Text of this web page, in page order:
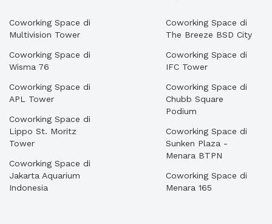
Coworking Space di
Multivision Tower
Coworking Space di
Wisma 76
Coworking Space di
APL Tower
Coworking Space di
Lippo St. Moritz
Tower
Coworking Space di
Jakarta Aquarium
Indonesia
Coworking Space di
The Breeze BSD City
Coworking Space di
IFC Tower
Coworking Space di
Chubb Square
Podium
Coworking Space di
Sunken Plaza -
Menara BTPN
Coworking Space di
Menara 165